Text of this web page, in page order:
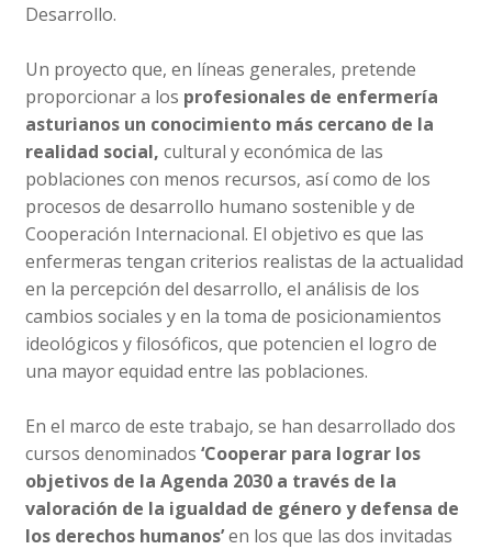
Desarrollo.
Un proyecto que, en líneas generales, pretende
proporcionar a los profesionales de enfermería
asturianos un conocimiento más cercano de la
realidad social, cultural y económica de las
poblaciones con menos recursos, así como de los
procesos de desarrollo humano sostenible y de
Cooperación Internacional. El objetivo es que las
enfermeras tengan criterios realistas de la actualidad
en la percepción del desarrollo, el análisis de los
cambios sociales y en la toma de posicionamientos
ideológicos y filosóficos, que potencien el logro de
una mayor equidad entre las poblaciones.
En el marco de este trabajo, se han desarrollado dos
cursos denominados ‘Cooperar para lograr los
objetivos de la Agenda 2030 a través de la
valoración de la igualdad de género y defensa de
los derechos humanos’en los que las dos invitadas